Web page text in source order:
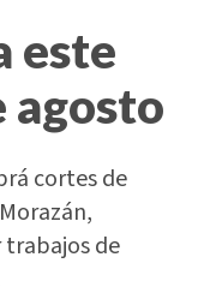
este
agosto
cortes de
trabajos de